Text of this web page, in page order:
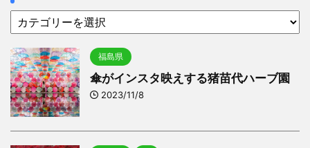
福島県
傘がインスタ映えする猪苗代ハーブ園
2023/11/8